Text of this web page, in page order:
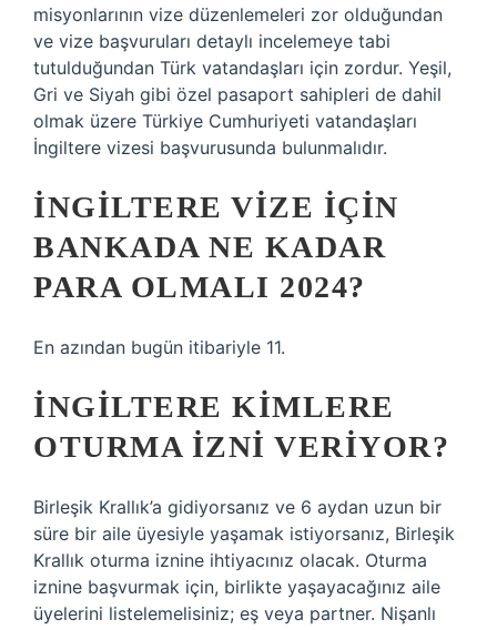
misyonlarının vize düzenlemeleri zor olduğundan
ve vize başvuruları detaylı incelemeye tabi
tutulduğundan Türk vatandaşları için zordur. Yeşil,
Gri ve Siyah gibi özel pasaport sahipleri de dahil
olmak üzere Türkiye Cumhuriyeti vatandaşları
İngiltere vizesi başvurusunda bulunmalıdır.
İNGILTERE VIZE IÇIN
BANKADA NE KADAR
PARA OLMALI 2024?
En azından bugün itibariyle 11.
İNGILTERE KIMLERE
OTURMA IZNI VERIYOR?
Birleşik Krallık’a gidiyorsanız ve 6 aydan uzun bir
süre bir aile üyesiyle yaşamak istiyorsanız, Birleşik
Krallık oturma iznine ihtiyacınız olacak. Oturma
iznine başvurmak için, birlikte yaşayacağınız aile
üyelerini listelemelisiniz; eş veya partner. Nişanlı